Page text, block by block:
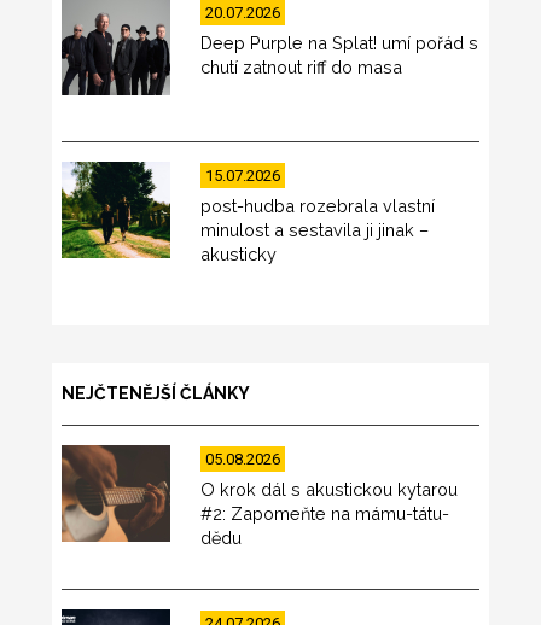
20.07.2026
Deep Purple na Splat! umí pořád s
chutí zatnout riff do masa
15.07.2026
post-hudba rozebrala vlastní
minulost a sestavila ji jinak –
akusticky
NEJČTENĚJŠÍ ČLÁNKY
05.08.2026
O krok dál s akustickou kytarou
#2: Zapomeňte na mámu-tátu-
dědu